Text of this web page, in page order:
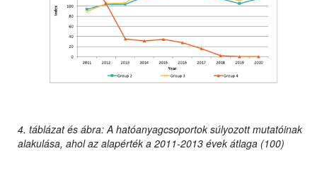
4. táblázat és ábra: A hatóanyagcsoportok súlyozott mutatóinak
alakulása, ahol az alapérték a 2011-2013 évek átlaga (100)